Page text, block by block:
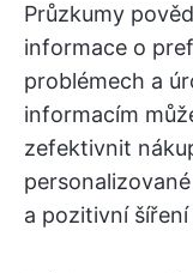
Průzkumy
informace o
problémech a
informacím
zefektivnit
a pozitivní